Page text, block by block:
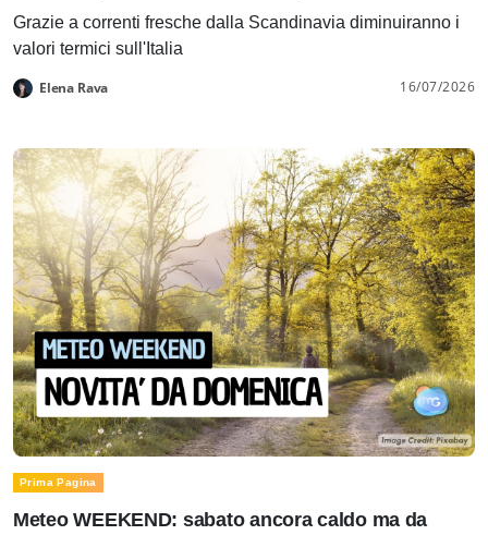
Grazie a correnti fresche dalla Scandinavia diminuiranno i
valori termici sull'Italia
Elena Rava 16/07/2026
Prima Pagina
Meteo WEEKEND: sabato ancora caldo ma da